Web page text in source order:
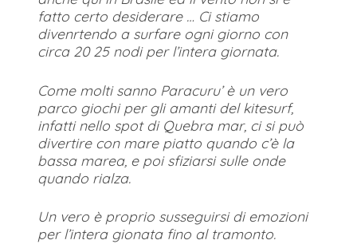
fatto certo desiderare … Ci stiamo
divenrtendo a surfare ogni giorno con
circa 20 25 nodi per l’intera giornata.
Come molti sanno Paracuru’ è un vero
parco giochi per gli amanti del kitesurf,
infatti nello spot di Quebra mar, ci si può
divertire con mare piatto quando c’è la
bassa marea, e poi sfiziarsi sulle onde
quando rialza.
Un vero è proprio susseguirsi di emozioni
per l’intera gionata fino al tramonto.